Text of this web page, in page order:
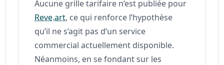
Aucune grille tarifaire n’est publiée pour
Reve.art, ce qui renforce l’hypothèse
qu’il ne s’agit pas d’un service
commercial actuellement disponible.
Néanmoins, en se fondant sur les